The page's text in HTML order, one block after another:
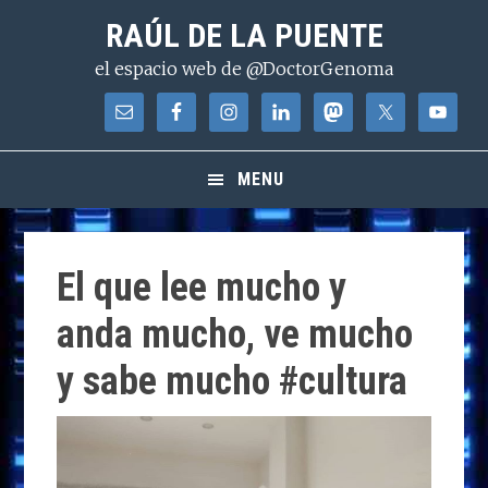
contenido
RAÚL DE LA PUENTE
el espacio web de @DoctorGenoma
MENU
El que lee mucho y
anda mucho, ve mucho
y sabe mucho #cultura